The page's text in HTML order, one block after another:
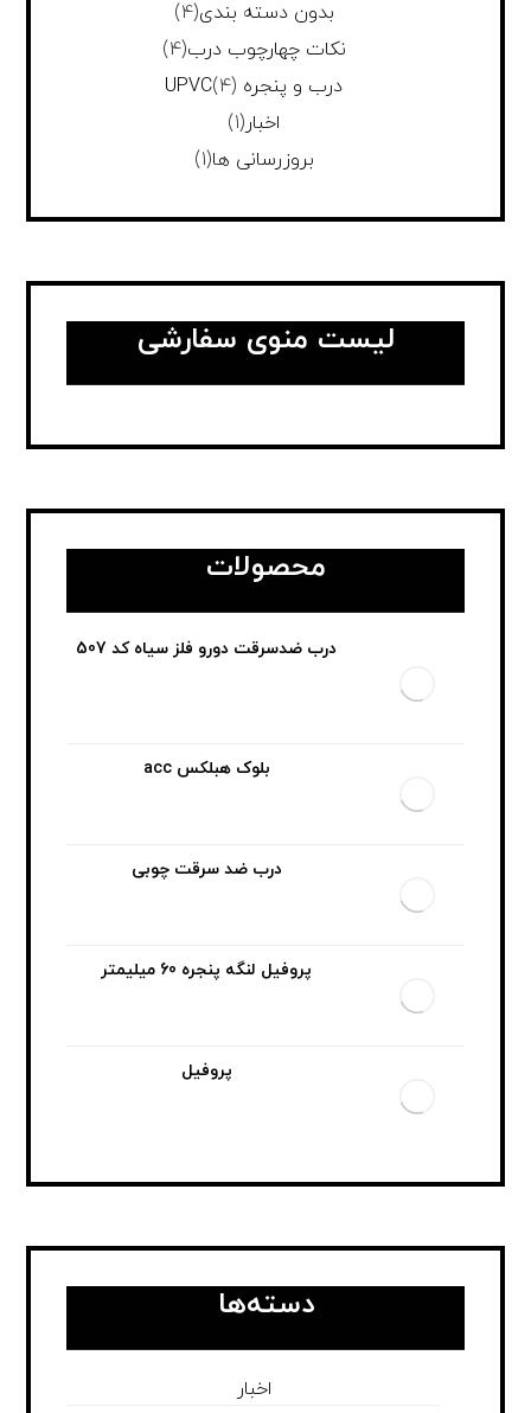
بدون دسته بندی(4)
نکات چهارچوب درب(4)
درب و پنجره UPVC (4)
اخبار(1)
بروزرسانی ها(1)
لیست منوی سفارشی
محصولات
درب ضدسرقت دورو فلز سیاه کد 507
بلوک هبلکس acc
درب ضد سرقت چوبی
پروفیل لنگه پنجره 60 میلیمتر
پروفیل
دسته‌ها
اخبار